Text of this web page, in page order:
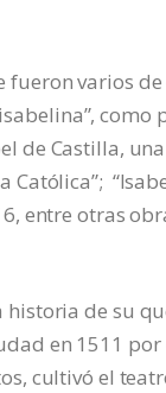
varios
como
de Castilla,
entre otras
de su
en 1511
cultivó el